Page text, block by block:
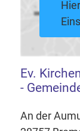
Ev.
-
An der